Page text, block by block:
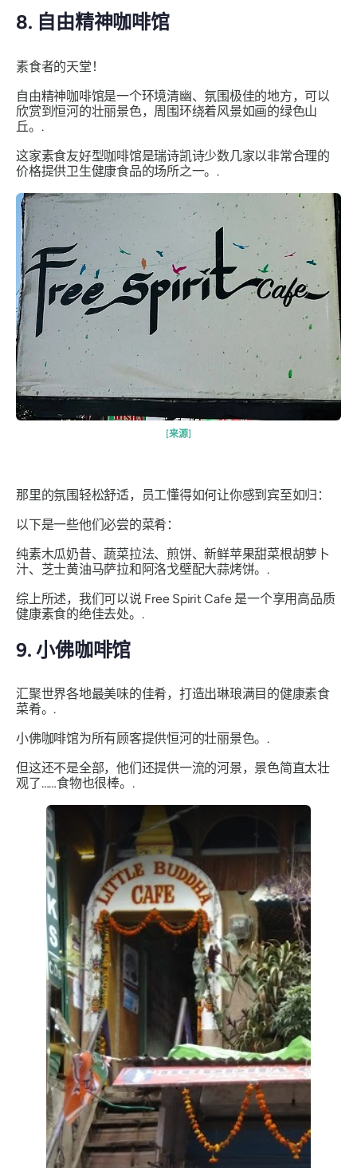
8. 自由精神咖啡馆
素食者的天堂！
自由精神咖啡馆是一个环境清幽、氛围极佳的地方，可以
欣赏到恒河的壮丽景色，周围环绕着风景如画的绿色山
丘。.
这家素食友好型咖啡馆是瑞诗凯诗少数几家以非常合理的
价格提供卫生健康食品的场所之一。.
[来源]
那里的氛围轻松舒适，员工懂得如何让你感到宾至如归：
以下是一些他们必尝的菜肴：
纯素木瓜奶昔、蔬菜拉法、煎饼、新鲜苹果甜菜根胡萝卜
汁、芝士黄油马萨拉和阿洛戈壁配大蒜烤饼。.
综上所述，我们可以说 Free Spirit Cafe 是一个享用高品质
健康素食的绝佳去处。.
9. 小佛咖啡馆
汇聚世界各地最美味的佳肴，打造出琳琅满目的健康素食
菜肴。.
小佛咖啡馆为所有顾客提供恒河的壮丽景色。.
但这还不是全部，他们还提供一流的河景，景色简直太壮
观了……食物也很棒。.